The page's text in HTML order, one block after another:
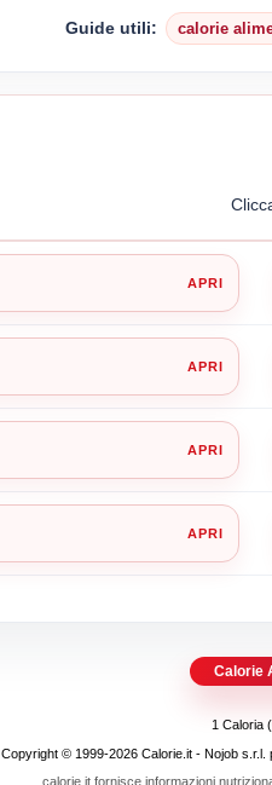
Guide utili: calorie
Calorie
1 Caloria
Copyright © 1999-2026 Calorie.it - Nojob
calorie.it fornisce informazioni